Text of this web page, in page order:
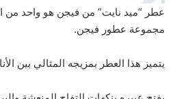
عطر “ميد نايت” من فيجن هو واحد
مجموعة عطور فيجن.
يتميز هذا العطر بمزيجه المثالي بين